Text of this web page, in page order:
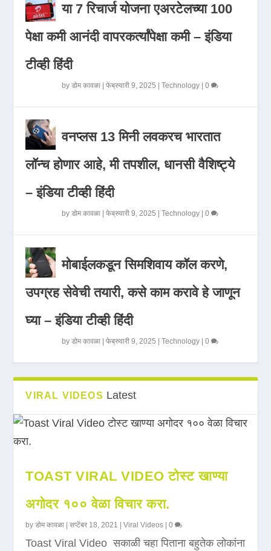
या 7 रिचार्ज योजना एअरटेलच्या 100
पेक्षा कमी आनंदी वापरकर्त्यांपेक्षा कमी – इंडिया
टीव्ही हिंदी
byडोम कावळा |फेब्रुवारी 9, 2025 |Technology |0
वनप्लस 13 मिनी लवकरच भारतात
लॉन्च होणार आहे, मी तपशील, धानसी वैशिष्ट्ये
– इंडिया टीव्ही हिंदी
byडोम कावळा |फेब्रुवारी 9, 2025 |Technology |0
मोबाईलकडून सिमशिवाय कॉल करणे,
उपग्रह सेवेची तयारी, कसे काम करावे हे जाणून
घ्या – इंडिया टीव्ही हिंदी
byडोम कावळा |फेब्रुवारी 9, 2025 |Technology |0
VIRAL VIDEOS Latest
TOAST VIRAL VIDEO टोस्ट खाण्या
अगोदर १०० वेळा विचार करा.
byडोम कावळा |सप्टेंबर 18, 2021 |Viral Videos |0
Toast Viral Video सकाळी चहा पिताना बहुतेक लोकांना